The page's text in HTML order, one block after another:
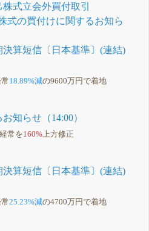
式立会外買付取引
式の買付けに関するお知ら
算短信〔日本基準〕(連結)
18.89%減の9600万円で着地
知らせ（14:00）
常を160%上方修正
算短信〔日本基準〕(連結)
常25.23%減の4700万円で着地